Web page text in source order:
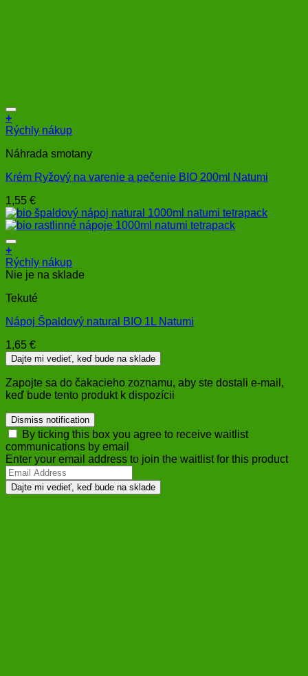
+
Rýchly nákup
Náhrada smotany
Krém Ryžový na varenie a pečenie BIO 200ml Natumi
1,55 €
+
Rýchly nákup
Nie je na sklade
Tekuté
Nápoj Špaldový natural BIO 1L Natumi
1,65 €
Dajte mi vedieť, keď bude na sklade
Zapojte sa do čakacieho zoznamu, aby ste dostali e-mail,
keď bude tento produkt k dispozícii
Dismiss notification
By ticking this box you agree to receive waitlist
communications by email
Enter your email address to join the waitlist for this product
Dajte mi vedieť, keď bude na sklade